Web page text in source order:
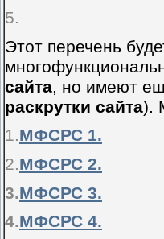
5.
Этот перечень
сайта, но имеют
раскрутки сайта).
1.МФСРС 1.
2.МФСРС 2.
3.МФСРС 3.
4.МФСРС 4.